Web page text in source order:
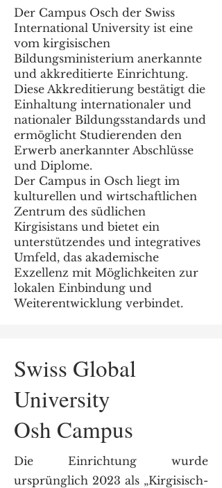
Der Campus Osch der Swiss
International University ist eine
vom kirgisischen
Bildungsministerium anerkannte
und akkreditierte Einrichtung.
Diese Akkreditierung bestätigt die
Einhaltung internationaler und
nationaler Bildungsstandards und
ermöglicht Studierenden den
Erwerb anerkannter Abschlüsse
und Diplome.
Der Campus in Osch liegt im
kulturellen und wirtschaftlichen
Zentrum des südlichen
Kirgisistans und bietet ein
unterstützendes und integratives
Umfeld, das akademische
Exzellenz mit Möglichkeiten zur
lokalen Einbindung und
Weiterentwicklung verbindet.
Swiss Global
University
Osh Campus
Die Einrichtung wurde
ursprünglich 2023 als „Kirgisisch-